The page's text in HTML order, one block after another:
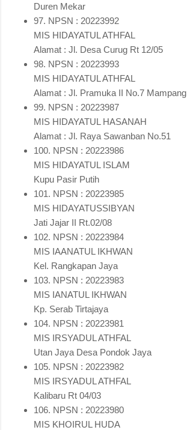
Duren Mekar
97. NPSN : 20223992
MIS HIDAYATUL ATHFAL
Alamat : Jl. Desa Curug Rt 12/05
98. NPSN : 20223993
MIS HIDAYATUL ATHFAL
Alamat : Jl. Pramuka II No.7 Mampang
99. NPSN : 20223987
MIS HIDAYATUL HASANAH
Alamat : Jl. Raya Sawanban No.51
100. NPSN : 20223986
MIS HIDAYATUL ISLAM
Kupu Pasir Putih
101. NPSN : 20223985
MIS HIDAYATUSSIBYAN
Jati Jajar II Rt.02/08
102. NPSN : 20223984
MIS IAANATUL IKHWAN
Kel. Rangkapan Jaya
103. NPSN : 20223983
MIS IANATUL IKHWAN
Kp. Serab Tirtajaya
104. NPSN : 20223981
MIS IRSYADUL ATHFAL
Utan Jaya Desa Pondok Jaya
105. NPSN : 20223982
MIS IRSYADUL ATHFAL
Kalibaru Rt 04/03
106. NPSN : 20223980
MIS KHOIRUL HUDA